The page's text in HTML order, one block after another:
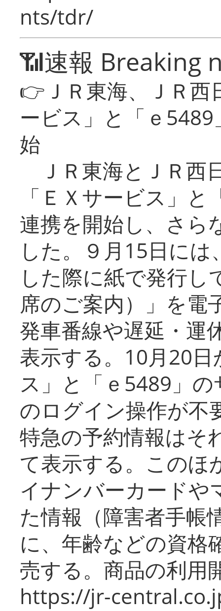
nts/tdr/
📶速報 Breaking
👉ＪＲ東海、ＪＲ
ービス」と「ｅ
始
ＪＲ東海とＪＲ西
「ＥＸサービス」
連携を開始し、さら
した。９月15日に
した際に紙で発行し
席のご案内）」を電
発車番線や遅延・運
表示する。10月20
ス」と「ｅ5489」
のログイン操作が不
特急の予約情報はそ
て表示する。このほ
イナンバーカードや
た情報（障害者手帳
に、年齢などの資格
売する。商品の利用
https://jr-